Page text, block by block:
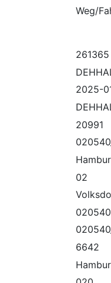
Weg/
261365
2025-
20991
02
020540
6642